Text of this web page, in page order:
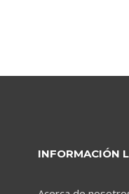
INFORMACIÓN